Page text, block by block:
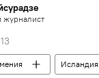
журналист
Исландия